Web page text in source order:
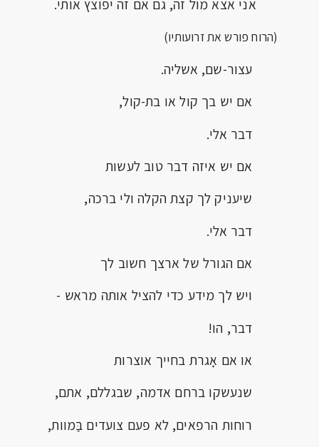
אני אצא מול זה, גם אם זה יפוצץ אותי.
(הרוח פורש את זרועותיו)
עצור-שם, אשליה.
אם יש בך קול או בת-קול,
דבר אלי.
אם יש איזה דבר טוב לעשות
שיעניק לך קצת הקלה ולי ברכה,
דבר אלי.
אם הגורל של ארצך חשוב לך
ויש לך מידע כדי להציל אותה מראש -
דבר, הו!
או אם אָגרת בחייך אוצרות
שנעשקו ברחם אדמה, שבגללם, אתם,
רוחות הרפאים, לא פעם צועדים בַּמוות,